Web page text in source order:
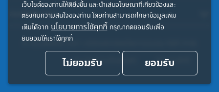
ลิงค์ที่เกี่ยวข้อง
© สงวนลิขสิทธิ์ 2567 บริษัทหลักทรัพย์จัดการกองทุน ทิสโก้ จำกัด
ประกาศความเป็นส่วนตัว
คำสงวนสิทธิ์
เว็บไซต์ของท่านให้ดียิ่งขึ้น และนำเสนอโฆษณาที่เกี่ยวข้องและ
ตรงกับความสนใจของท่าน โดยท่านสามารถศึกษาข้อมูลเพิ่ม
เติมได้จาก นโยบายการใช้คุกกี้ กรุณากดยอมรับเพื่อ
ยินยอมให้เราใช้คุกกี้
ไม่ยอมรับ ยอมรับ